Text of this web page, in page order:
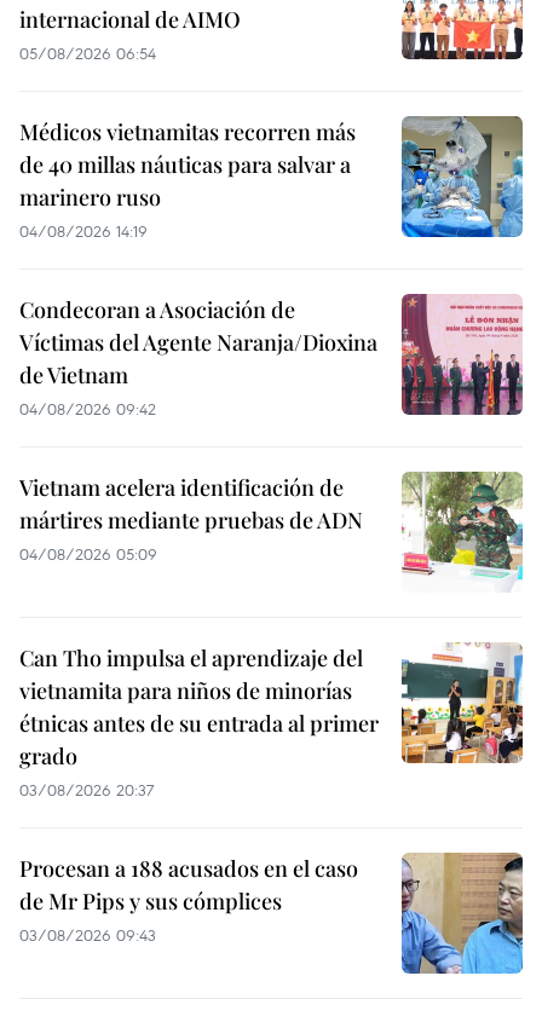
internacional de AIMO
05/08/2026 06:54
Médicos vietnamitas recorren más
de 40 millas náuticas para salvar a
marinero ruso
04/08/2026 14:19
Condecoran a Asociación de
Víctimas del Agente Naranja/Dioxina
de Vietnam
04/08/2026 09:42
Vietnam acelera identificación de
mártires mediante pruebas de ADN
04/08/2026 05:09
Can Tho impulsa el aprendizaje del
vietnamita para niños de minorías
étnicas antes de su entrada al primer
grado
03/08/2026 20:37
Procesan a 188 acusados en el caso
de Mr Pips y sus cómplices
03/08/2026 09:43